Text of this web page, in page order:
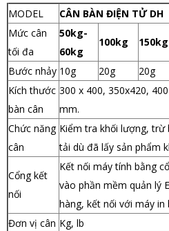
MODEL
CÂN BÀN ĐIỆN TỬ DH
Mức cân
tối đa
50kg-
60kg
100kg 150kg
Bước nhảy 10g 20g 20g
Kích thước
bàn cân
300 x 400, 350x420,
mm.
Chức năng
cân
Kiểm tra khối lượng, trừ
tải dù đã lấy sản phẩm
Cổng kết
nối
Kết nối máy tính bằng
vào phần mềm quản lý
hàng, kết nối với máy
Đơn vị cân Kg, lb